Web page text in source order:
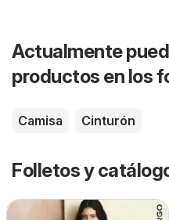
Actualmente
productos en los
Camisa Cinturón
Folletos y